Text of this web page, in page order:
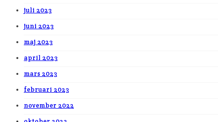
juli 2023
juni 2023
maj 2023
april 2023
mars 2023
februari 2023
november 2022